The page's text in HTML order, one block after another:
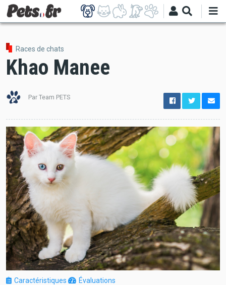
Aller
au
contenu
Races de chats
Khao Manee
Par Team PETS
configuration
Ouvert
Caractéristiques Évaluations